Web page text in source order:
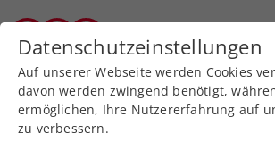
Zurück zur Newsübersicht
Turniere
Datenschutzeinstellungen
Auf unserer Webseite werden Cookies
davon werden zwingend benötigt,
ermöglichen, Ihre Nutzererfahrung auf
zu verbessern.